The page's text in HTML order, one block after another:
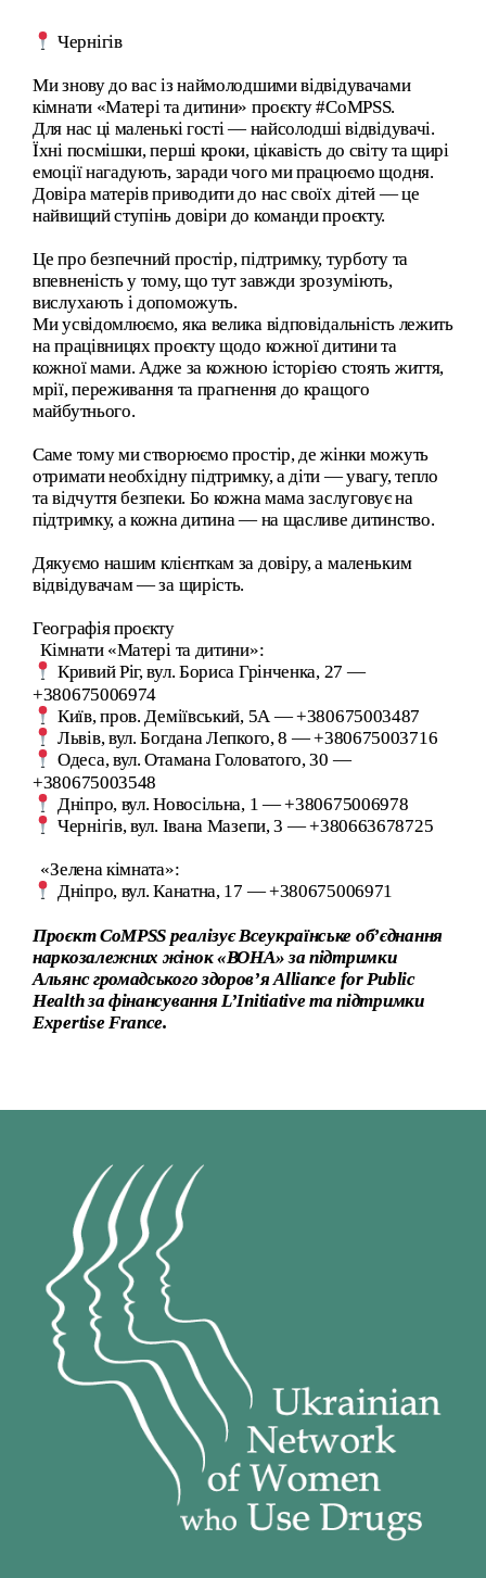
Чернігів
Ми знову до вас із наймолодшими відвідувачами
кімнати «Матері та дитини» проєкту #CoMPSS.
Для нас ці маленькі гості — найсолодші відвідувачі.
Їхні посмішки, перші кроки, цікавість до світу та щирі
емоції нагадують, заради чого ми працюємо щодня.
Довіра матерів приводити до нас своїх дітей — це
найвищий ступінь довіри до команди проєкту.
Це про безпечний простір, підтримку, турботу та
впевненість у тому, що тут завжди зрозуміють,
вислухають і допоможуть.
Ми усвідомлюємо, яка велика відповідальність лежить
на працівницях проєкту щодо кожної дитини та
кожної мами. Адже за кожною історією стоять життя,
мрії, переживання та прагнення до кращого
майбутнього.
Саме тому ми створюємо простір, де жінки можуть
отримати необхідну підтримку, а діти — увагу, тепло
та відчуття безпеки. Бо кожна мама заслуговує на
підтримку, а кожна дитина — на щасливе дитинство.
Дякуємо нашим клієнткам за довіру, а маленьким
відвідувачам — за щирість.
Географія проєкту
Кімнати «Матері та дитини»:
Кривий Ріг, вул. Бориса Грінченка, 27 —
+380675006974
Київ, пров. Деміївський, 5А — +380675003487
Львів, вул. Богдана Лепкого, 8 — +380675003716
Одеса, вул. Отамана Головатого, 30 —
+380675003548
Дніпро, вул. Новосільна, 1 — +380675006978
Чернігів, вул. Івана Мазепи, 3 — +380663678725
«Зелена кімната»:
Дніпро, вул. Канатна, 17 — +380675006971
Проєкт CoMPSS реалізує Всеукраїнське об’єднання
наркозалежних жінок«ВОНА»за підтримки
Альянс громадського здоров’я Alliance for Public
Health за фінансування L’Initiative та підтримки
Expertise France.